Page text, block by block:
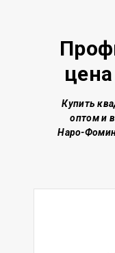
Купить
оптом и
Наро-